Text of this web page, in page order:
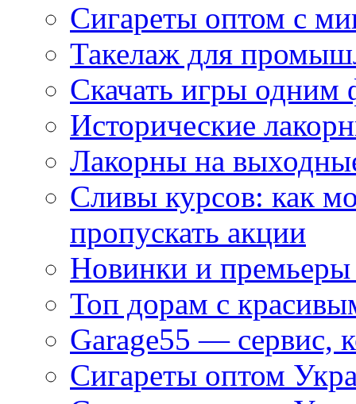
Сигареты оптом с
Такелаж для
Скачать игры одним
Исторические
Лакорны на
Сливы курсов: как
пропускать акции
Новинки и
Топ дорам с
Garage55 — сервис,
Сигареты оптом